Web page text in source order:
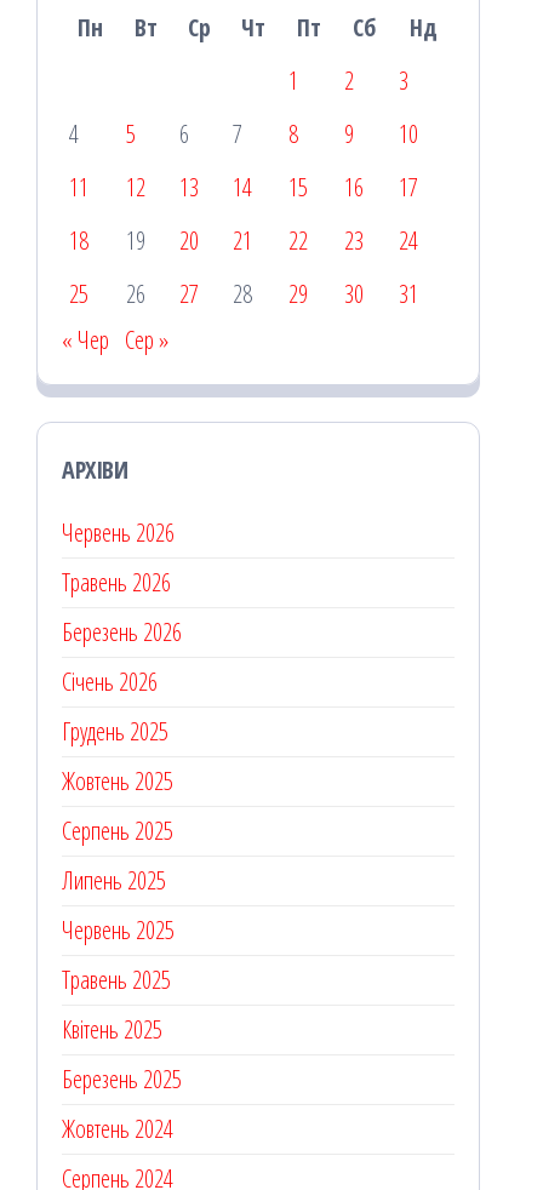
Пн
Вт Ср Чт Пт Сб
Нд
1
2
3
4
5 6 7 8 9
10
11
12 13 14 15 16
17
18
19 20 21 22 23
24
25
26 27 28 29 30
31
« Чер Сер »
АРХІВИ
Червень 2026
Травень 2026
Березень 2026
Січень 2026
Грудень 2025
Жовтень 2025
Серпень 2025
Липень 2025
Червень 2025
Травень 2025
Квітень 2025
Березень 2025
Жовтень 2024
Серпень 2024